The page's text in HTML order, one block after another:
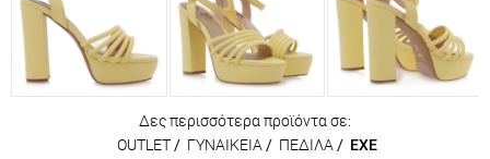
Δες περισσότερα προϊόντα σε:
OUTLET/ ΓΥΝΑΙΚΕΙΑ / ΠΕΔΙΛΑ / EXE